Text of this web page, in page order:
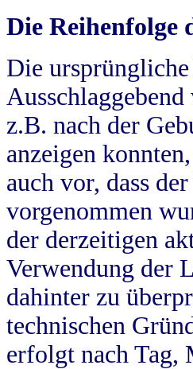
Die Reihenfolge
Die
z.B. nach der
anzeigen
auch vor, dass
vorgenommen
der derzeitigen
Verwendung der
dahinter zu
technischen
erfolgt nach Tag,